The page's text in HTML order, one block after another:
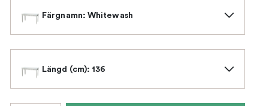
Färgnamn: Whitewash
Längd (cm): 136